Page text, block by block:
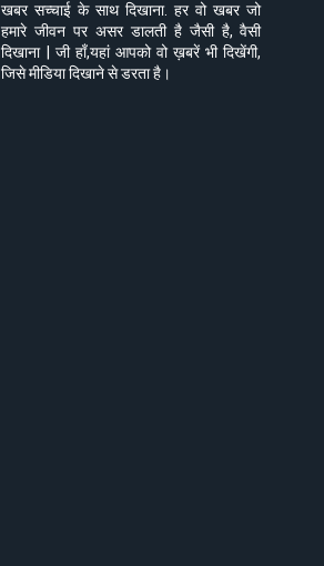
खबर सच्चाई के साथ दिखाना. हर वो खबर जो
हमारे जीवन पर असर डालती है जैसी है, वैसी
दिखाना | जी हाँ,यहां आपको वो ख़बरें भी दिखेंगी,
जिसे मीडिया दिखाने से डरता है।